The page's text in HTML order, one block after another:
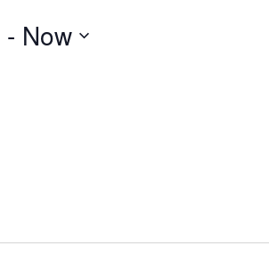
- Now